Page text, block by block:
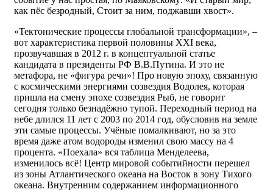
как пёс безродный, Стоит за ним, поджавши хвост».
«Тектонические процессы глобальной трансформации», –
вот характеристика первой половины XXI века,
прозвучавшая в 2012 г. в концептуальной статье
кандидата в президенты РФ В.В.Путина. И это не
метафора, не «фигура речи»! Про новую эпоху, связанную
с космическими энергиями созвездия Водолея, которая
пришла на смену эпохе созвездия Рыб, не говорит
сегодня только безнадёжно тупой. Переходный период на
небе длился 11 лет с 2003 по 2014 год, обусловив на земле
эти самые процессы. Учёные помалкивают, но за это
время даже атом водороды изменил свою массу на 4
процента. «Поехала» вся таблица Менделеева,
изменилось всё! Центр мировой событийности перешел
из зоны Атлантического океана на Восток в зону Тихого
океана. Внутренним содержанием информационного